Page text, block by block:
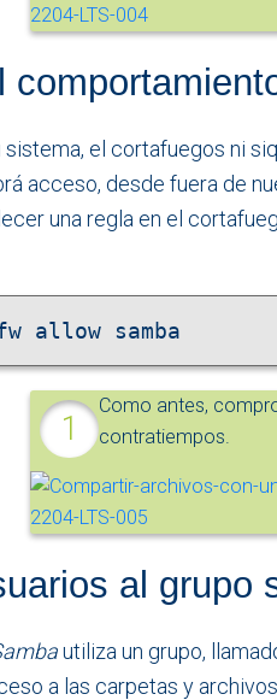
el cortafuegos ni
acceso, desde fuera de
una regla en el
allow samba
Como antes,
contratiempos.
al grupo
utiliza un grupo,
a las carpetas y